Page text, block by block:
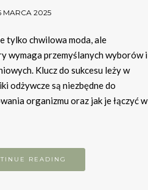
MARCA 2025
tylko chwilowa moda, ale
wymaga przemyślanych wyborów i
Klucz do sukcesu leży w
odżywcze są niezbędne do
organizmu oraz jak je łączyć w
READING